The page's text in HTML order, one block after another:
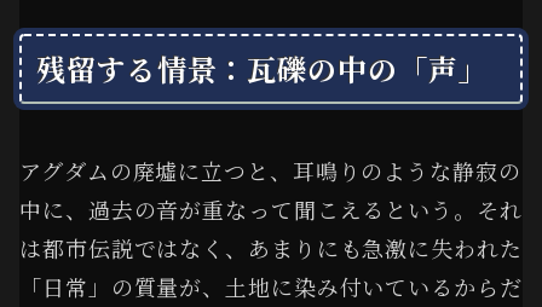
残留する情景：瓦礫の中の「声」
アグダムの廃墟に立つと、耳鳴りのような静寂の
中に、過去の音が重なって聞こえるという。それ
は都市伝説ではなく、あまりにも急激に失われた
「日常」の質量が、土地に染み付いているからだ